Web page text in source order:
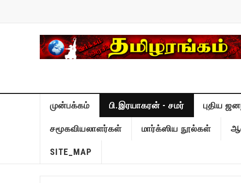
முன்பக்கம் பி.இரயாகரன் - சமர் புதிய
சமூகவியலாளர்கள் மார்க்ஸிய நூல்கள்
SITE_MAP